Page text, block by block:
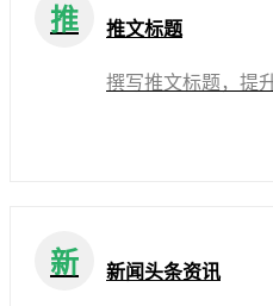
推 推文标题
撰写推文标题，提
新 新闻头条资讯